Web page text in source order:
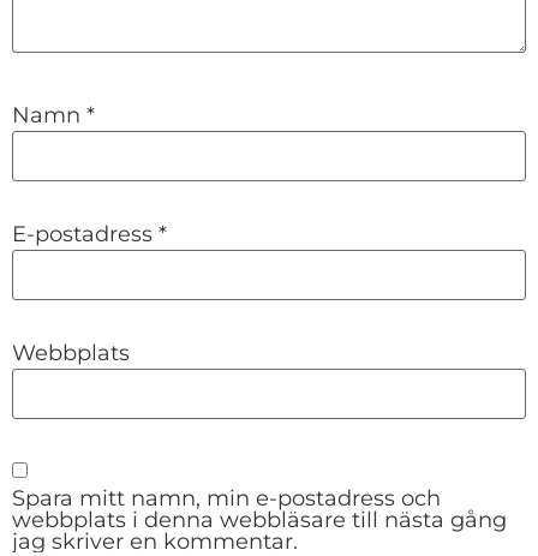
Namn *
E-postadress *
Webbplats
Spara mitt namn, min e-postadress och
webbplats i denna webbläsare till nästa gång
jag skriver en kommentar.